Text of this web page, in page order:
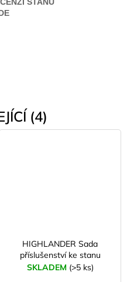
(4)
HIGHLANDER Sada
příslušenství ke stanu
SKLADEM (>5 ks)